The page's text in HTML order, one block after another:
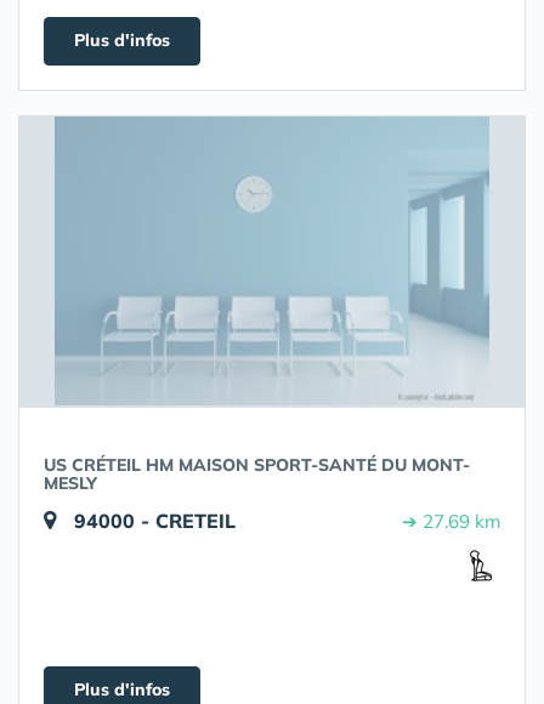
Plus d'infos
US CRÉTEIL HM MAISON SPORT-SANTÉ DU MONT-
MESLY
94000 - CRETEIL ➔ 27.69 km
Plus d'infos